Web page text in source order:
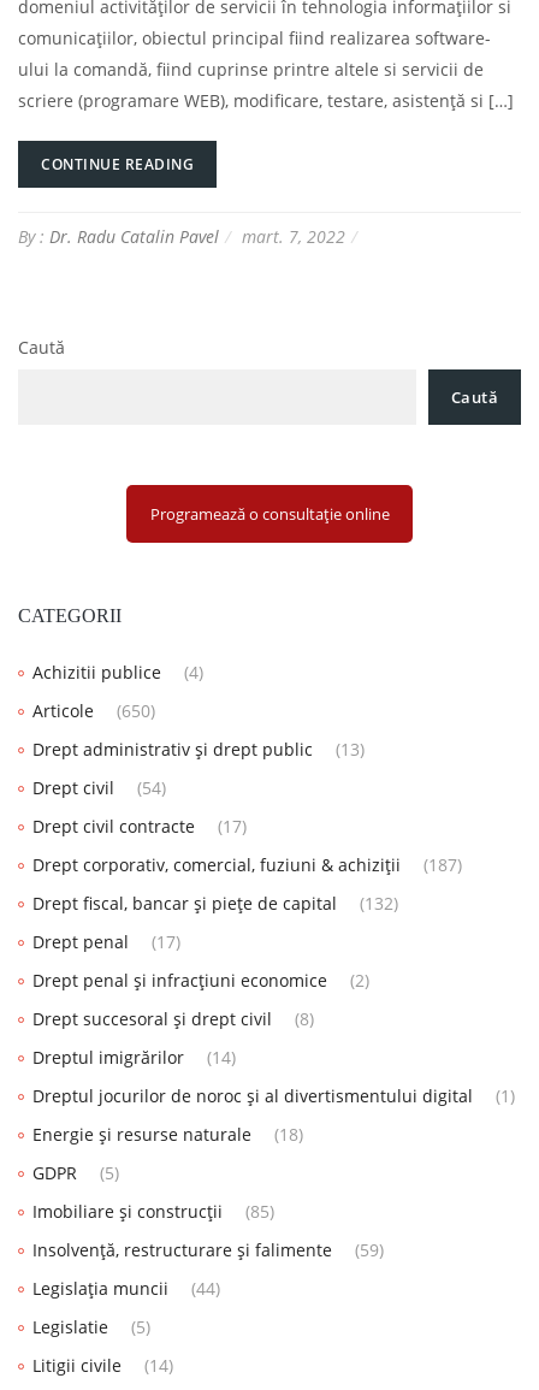
domeniul activităților de servicii în tehnologia informațiilor si
comunicațiilor, obiectul principal fiind realizarea software-
ului la comandă, fiind cuprinse printre altele si servicii de
scriere (programare WEB), modificare, testare, asistență si […]
CONTINUE READING
By : Dr. Radu Catalin Pavel mart. 7, 2022
Caută
Caută
Programează o consultație online
CATEGORII
Achizitii publice
(4)
Articole
(650)
Drept administrativ și drept public
(13)
Drept civil
(54)
Drept civil contracte
(17)
Drept corporativ, comercial, fuziuni & achiziții
(187)
Drept fiscal, bancar și piețe de capital
(132)
Drept penal
(17)
Drept penal și infracțiuni economice
(2)
Drept succesoral și drept civil
(8)
Dreptul imigrărilor
(14)
Dreptul jocurilor de noroc și al divertismentului digital
(1)
Energie și resurse naturale
(18)
GDPR
(5)
Imobiliare și construcții
(85)
Insolvență, restructurare și falimente
(59)
Legislația muncii
(44)
Legislatie
(5)
Litigii civile
(14)